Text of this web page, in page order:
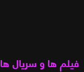
فیلم ها و سریال ها